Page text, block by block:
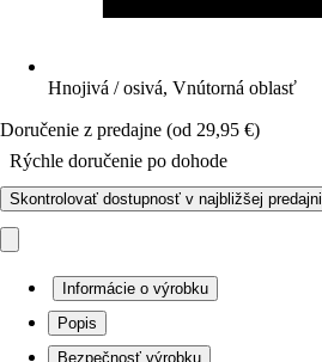
Hnojivá / osivá, Vnútorná oblasť
Doručenie z predajne (od 29,95 €)
Rýchle doručenie po dohode
Skontrolovať dostupnosť v najbližšej predajni
Informácie o výrobku
Popis
Bezpečnosť výrobku